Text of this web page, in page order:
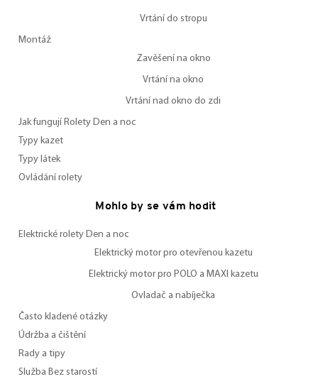
Vrtání do stropu
Montáž
Zavěšení na okno
Vrtání na okno
Vrtání nad okno do zdi
Jak fungují Rolety Den a noc
Typy kazet
Typy látek
Ovládání rolety
Mohlo by se vám hodit
Elektrické rolety Den a noc
Elektrický motor pro otevřenou kazetu
Elektrický motor pro POLO a MAXI kazetu
Ovladač a nabíječka
Často kladené otázky
Údržba a čištění
Rady a tipy
Služba Bez starostí